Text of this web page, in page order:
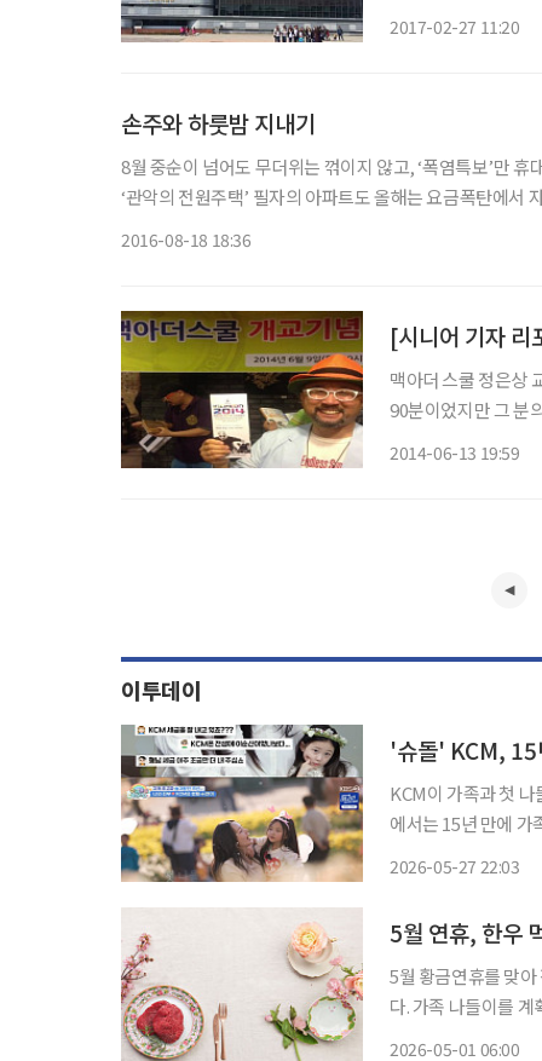
2017-02-27 11:20
손주와 하룻밤 지내기
8월 중순이 넘어도 무더위는 꺾이지 않고, ‘폭염특보’만 휴대폰을 두드린다. 여름에 시원하여 에어컨
‘관악의 전원주택’ 필자의 아파트도 올해는 요금폭탄에서
2016-08-18 18:36
맥아더 스쿨 정은상
90분이었지만 그 분
2014-06-13 19:59
이투데이
'슈돌' KCM, 15
KCM이 가족과 첫 나들이에 나섰다. 27일 방송된 KBS
에서는 15년 만에 가족들
2026-05-27 22:03
5월 연휴, 한우
5월 황금연휴를 맞
다. 가족 나들이를
2026-05-01 06:00